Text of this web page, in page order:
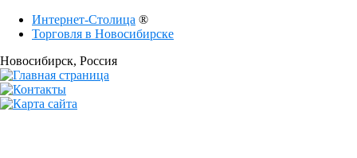
Интернет-Столица ®
Торговля в Новосибирске
Новосибирск, Россия